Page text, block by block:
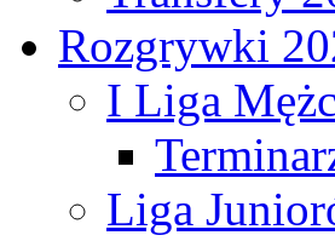
Rozgrywki
I Liga
Liga